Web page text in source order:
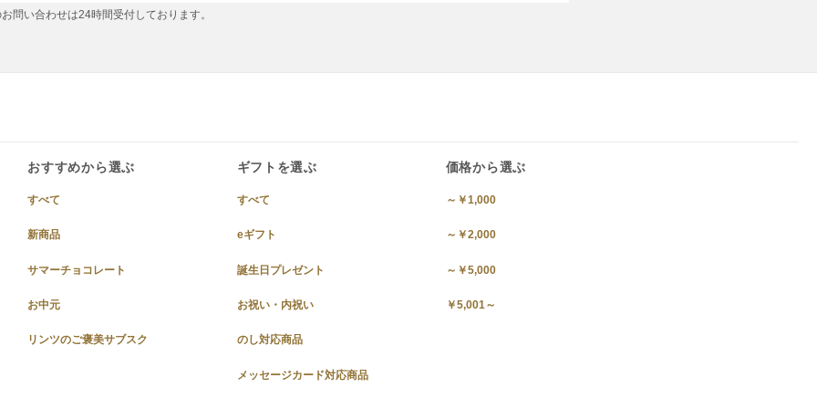
問い合わせは24時間受付しております。
おすすめから選ぶ
すべて
新商品
サマーチョコレート
お中元
リンツのご褒美サブスク
ギフトを選ぶ
すべて
eギフト
誕生日プレゼント
お祝い・内祝い
のし対応商品
メッセージカード対応商品
価格から選ぶ
～￥1,000
～￥2,000
～￥5,000
￥5,001～